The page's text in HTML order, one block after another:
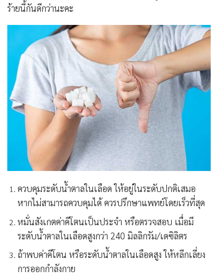
ร้ายนี้กันดีกว่านะคะ
ควบคุมระดับน้ำตาลในเลือด ให้อยู่ในระดับปกติเสมอ
หากไม่สามารถควบคุมได้ ควรปรึกษาแพทย์โดยเร็วที่สุด
หมั่นสังเกตค่าคีโตนเป็นประจำ หรือตรวจสอบ เมื่อมี
ระดับน้ำตาลในเลือดสูงกว่า 240 มิลลิกรัม/เดซิลิตร
ถ้าพบค่าคีโตน หรือระดับน้ำตาลในเลือดสูง ให้หลีกเลี่ยง
การออกกำลังกาย